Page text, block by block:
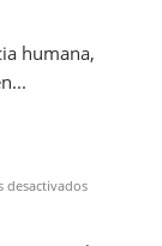
humana,
desactivadosen